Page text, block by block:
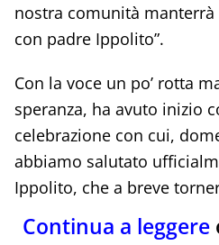
nostra comunità
con padre Ippolito”.
Con la voce un po’ rotta
speranza, ha avuto inizio
celebrazione con cui,
abbiamo salutato
Ippolito, che a breve
Continua a leggere